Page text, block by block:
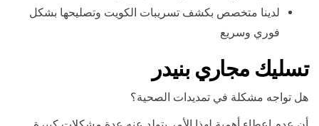
لدينا متخصص بكشف تسريبات الكويت وتصليحها بشكل
فوري وسريع
تسليك مجاري بنيدر
هل تواجه مشكلة في تمديدات الصحية؟